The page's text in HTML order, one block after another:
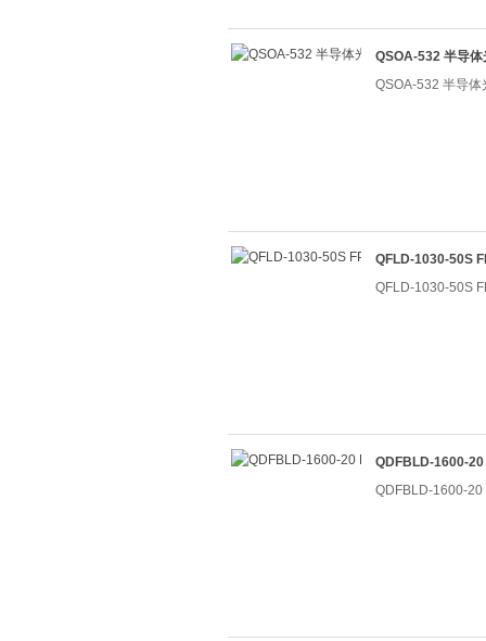
QSOA-532 半导
QSOA-532 半导
QFLD-1030-50S
QFLD-1030-50S
QDFBLD-1600-
QDFBLD-1600-